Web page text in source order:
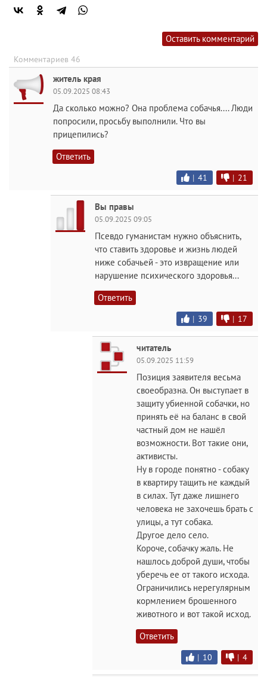
Оставить комментарий
Комментариев 46
житель края
05.09.2025 08:43
Да сколько можно? Она проблема собачья.... Люди
попросили, просьбу выполнили. Что вы
прицепились?
Ответить
| 41 | 21
Вы правы
05.09.2025 09:05
Псевдо гуманистам нужно объяснить,
что ставить здоровье и жизнь людей
ниже собачьей - это извращение или
нарушение психического здоровья...
Ответить
| 39 | 17
читатель
05.09.2025 11:59
Позиция заявителя весьма
своеобразна. Он выступает в
защиту убиенной собачки, но
принять её на баланс в свой
частный дом не нашёл
возможности. Вот такие они,
активисты.
Ну в городе понятно - собаку
в квартиру тащить не каждый
в силах. Тут даже лишнего
человека не захочешь брать с
улицы, а тут собака.
Другое дело село.
Короче, собачку жаль. Не
нашлось доброй души, чтобы
уберечь ее от такого исхода.
Ограничились нерегулярным
кормлением брошенного
животного и вот такой исход.
Ответить
| 10 | 4